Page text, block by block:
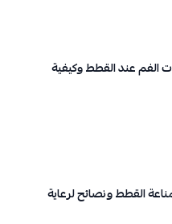
الفم عند القطط وكيفية
القطط ونصائح لرعاية